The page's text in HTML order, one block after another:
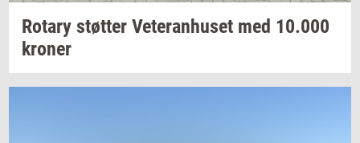
Ro­tary støt­ter Ve­te­ran­hu­set med 10.000
kro­ner